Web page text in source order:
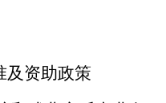
及资助政策